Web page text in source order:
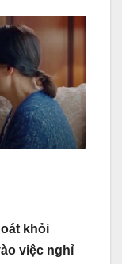
khỏi
việc nghỉ